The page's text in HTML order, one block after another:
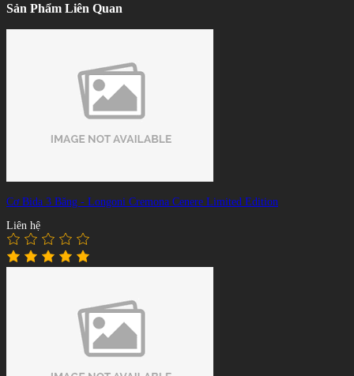
Sản Phẩm Liên Quan
Cơ Bida 3 Băng - Longoni Cremona Cenere Limited Edition
Liên hệ